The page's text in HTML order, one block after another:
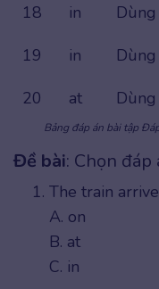
18
in
19
in
20
at
Bảng đáp án bài tập
Đề bài: Chọn đáp
The train
A. on
B. at
C. in